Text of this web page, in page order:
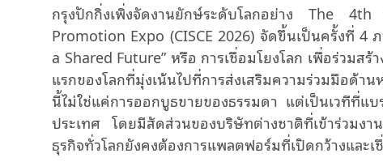
กรุงปักกิ่งเพิ่งจัดงานยักษ์ระดับโลกอย่าง The
Promotion Expo (CISCE 2026) จัดขึ้นเป็นครั้งที่
a Shared Future” หรือ การเชื่อมโยงโลก เพื่อร่วมส
แรกของโลกที่มุ่งเน้นไปที่การส่งเสริมความร่วมมือด้า
นี้ไม่ใช่แค่การออกบูธขายของธรรมดา แต่เป็นเวทีที่
ประเทศ โดยมีสัดส่วนของบริษัทต่างชาติที่เข้าร่วมง
ธุรกิจทั่วโลกยังคงต้องการแพลตฟอร์มที่เปิดกว้างและ